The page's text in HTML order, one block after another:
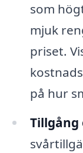
som
mjuk
priset.
på hur
Tillgång